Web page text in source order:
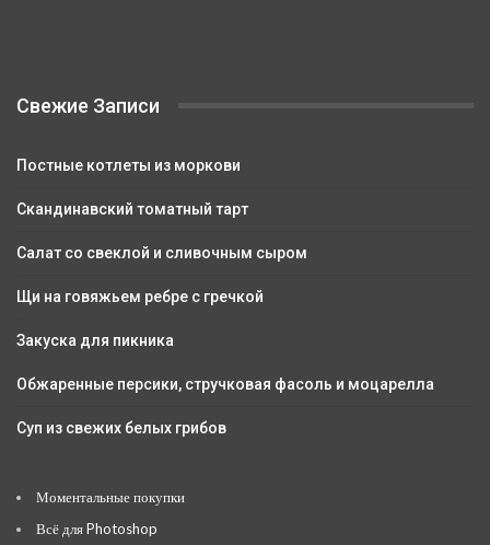
Свежие Записи
Постные котлеты из моркови
Скандинавский томатный тарт
Салат со свеклой и сливочным сыром
Щи на говяжьем ребре с гречкой
Закуска для пикника
Обжаренные персики, стручковая фасоль и моцарелла
Суп из свежих белых грибов
Моментальные покупки
Всё для Photoshop